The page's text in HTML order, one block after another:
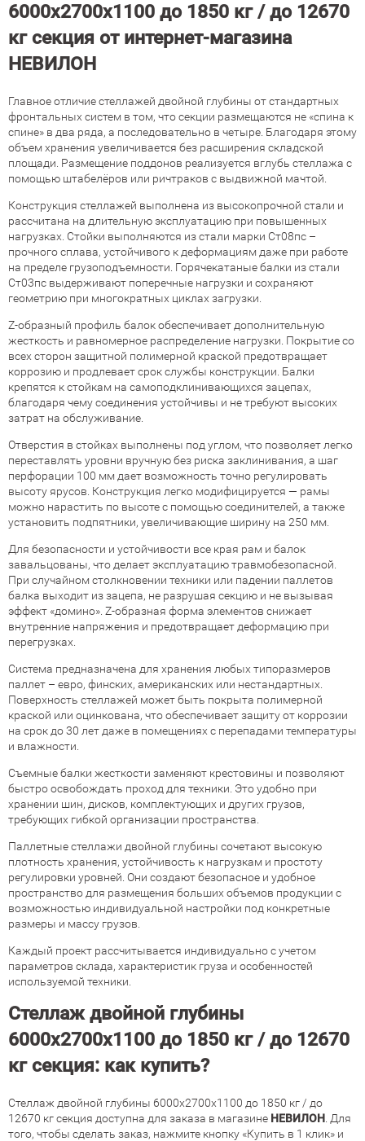
6000х2700х1100 до 1850 кг / до 12670
кг секция от интернет-магазина
НЕВИЛОН
Главное отличие стеллажей двойной глубины от стандартных
фронтальных систем в том, что секции размещаются не «спина к
спине» в два ряда, а последовательно в четыре. Благодаря этому
объем хранения увеличивается без расширения складской
площади. Размещение поддонов реализуется вглубь стеллажа с
помощью штабелёров или ричтраков с выдвижной мачтой.
Конструкция стеллажей выполнена из высокопрочной стали и
рассчитана на длительную эксплуатацию при повышенных
нагрузках. Стойки выполняются из стали марки Ст08пс –
прочного сплава, устойчивого к деформациям даже при работе
на пределе грузоподъемности. Горячекатаные балки из стали
Ст03пс выдерживают поперечные нагрузки и сохраняют
геометрию при многократных циклаx загрузки.
Z-образный профиль балок обеспечивает дополнительную
жесткость и равномерное распределение нагрузки. Покрытие со
всех сторон защитной полимерной краской предотвращает
коррозию и продлевает срок службы конструкции. Балки
крепятся к стойкам на самоподклинивающихся зацепах,
благодаря чему соединения устойчивы и не требуют высоких
затрат на обслуживание.
Отверстия в стойках выполнены под углом, что позволяет легко
переставлять уровни вручную без риска заклинивания, а шаг
перфорации 100 мм дает возможность точно регулировать
высоту ярусов. Конструкция легко модифицируется — рамы
можно нарастить по высоте с помощью соединителей, а также
установить подпятники, увеличивающие ширину на 250 мм.
Для безопасности и устойчивости все края рам и балок
завальцованы, что делает эксплуатацию травмобезопасной.
При случайном столкновении техники или падении паллетов
балка выходит из зацепа, не разрушая секцию и не вызывая
эффект «домино». Z-образная форма элементов снижает
внутренние напряжения и предотвращает деформацию при
перегрузках.
Система предназначена для хранения любых типоразмеров
паллет – евро, финских, американских или нестандартных.
Поверхность стеллажей может быть покрыта полимерной
краской или оцинкована, что обеспечивает защиту от коррозии
на срок до 30 лет даже в помещениях с перепадами температуры
и влажности.
Съемные балки жесткости заменяют крестовины и позволяют
быстро освобождать проход для техники. Это удобно при
хранении шин, дисков, комплектующих и других грузов,
требующих гибкой организации пространства.
Паллетные стеллажи двойной глубины сочетают высокую
плотность хранения, устойчивость к нагрузкам и простоту
регулировки уровней. Они создают безопасное и удобное
пространство для размещения больших объемов продукции с
возможностью индивидуальной настройки под конкретные
размеры и массу грузов.
Каждый проект рассчитывается индивидуально с учетом
параметров склада, характеристик груза и особенностей
используемой техники.
Стеллаж двойной глубины
6000х2700х1100 до 1850 кг / до 12670
кг секция: как купить?
Стеллаж двойной глубины 6000х2700х1100 до 1850 кг / до
12670 кг секция доступна для заказа в магазине НЕВИЛОН . Для
того, чтобы сделать заказ, нажмите кнопку «Купить в 1 клик» и